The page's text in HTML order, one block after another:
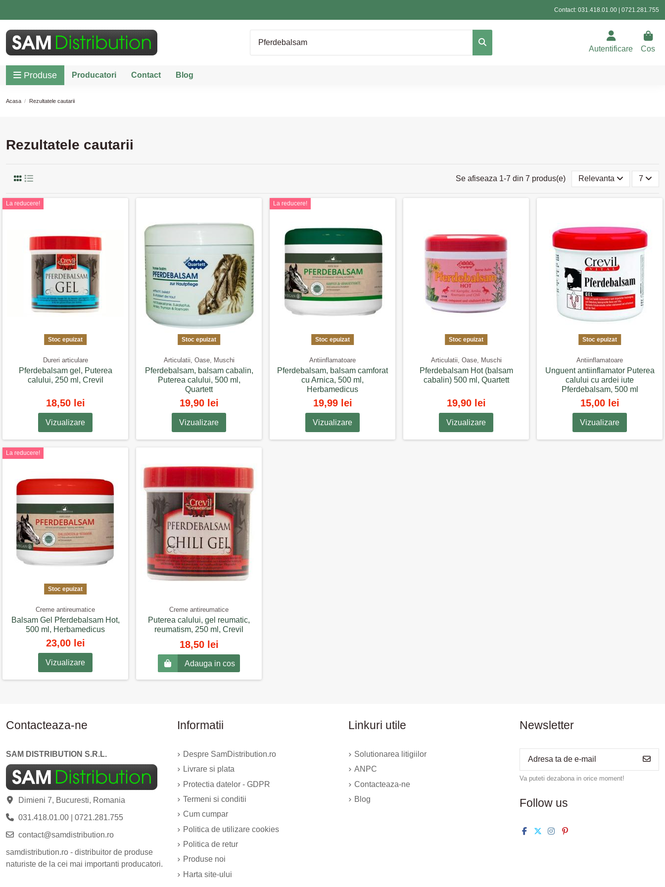
Contact: 031.418.01.00 0721.281.755
Autentificare Cos
Produse Producatori Contact Blog
Acasa Rezultatele cautarii
Rezultatele cautarii
Se afiseaza 1-7 din 7 produs(e) Relevanta 7
La reducere!
Stoc epuizat
Dureri articulare
Pferdebalsam gel, Puterea
calului, 250 ml, Crevil
18,50 lei
Vizualizare
Stoc epuizat
Articulatii, Oase, Muschi
Pferdebalsam, balsam cabalin,
Puterea calului, 500 ml,
Quartett
19,90 lei
Vizualizare
La reducere!
Stoc epuizat
Antiinflamatoare
Pferdebalsam, balsam camforat
cu Arnica, 500 ml,
Herbamedicus
19,99 lei
Vizualizare
Stoc epuizat
Articulatii, Oase, Muschi
Pferdebalsam Hot (balsam
cabalin) 500 ml, Quartett
19,90 lei
Vizualizare
Stoc epuizat
Antiinflamatoare
Unguent antiinflamator Puterea
calului cu ardei iute
Pferdebalsam, 500 ml
15,00 lei
Vizualizare
La reducere!
Stoc epuizat
Creme antireumatice
Balsam Gel Pferdebalsam Hot,
500 ml, Herbamedicus
23,00 lei
Vizualizare
Creme antireumatice
Puterea calului, gel reumatic,
reumatism, 250 ml, Crevil
18,50 lei
Adauga in cos
Contacteaza-ne
SAM DISTRIBUTION S.R.L.
Dimieni 7, Bucuresti, Romania
031.418.01.00| 0721.281.755
contact@samdistribution.ro
samdistribution.ro - distribuitor de produse
naturiste de la cei mai importanti producatori.
Informatii
Despre SamDistribution.ro
Livrare si plata
Protectia datelor - GDPR
Termeni si conditii
Cum cumpar
Politica de utilizare cookies
Politica de retur
Produse noi
Harta site-ului
Linkuri utile
Solutionarea litigiilor
ANPC
Contacteaza-ne
Blog
Newsletter
Va puteti dezabona in orice moment!
Follow us